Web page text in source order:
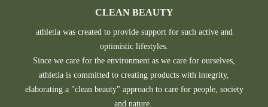
CLEAN BEAUTY
athletia was created to provide support for such active and
optimistic lifestyles.
Since we care for the environment as we care for ourselves,
athletia is committed to creating products with integrity,
elaborating a "clean beauty" approach to care for people, society
and nature.